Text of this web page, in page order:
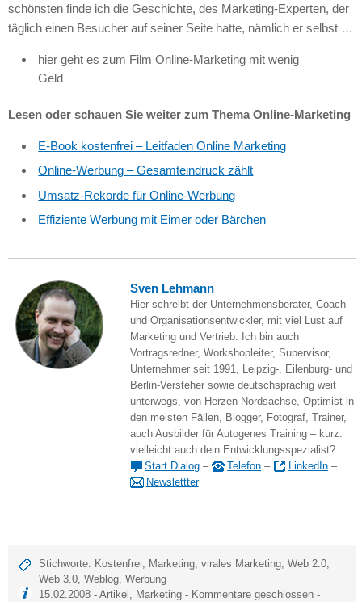
schönsten finde ich die Geschichte, des Marketing-Experten, der
täglich einen Besucher auf seiner Seite hatte, nämlich er selbst …
hier geht es zum Film Online-Marketing mit wenig
Geld
Lesen oder schauen Sie weiter zum Thema Online-Marketing
E-Book kostenfrei – Leitfaden Online Marketing
Online-Werbung – Gesamteindruck zählt
Umsatz-Rekorde für Online-Werbung
Effiziente Werbung mit Eimer oder Bärchen
Sven Lehmann
Hier schreibt der Unternehmensberater, Coach
und Organisationsentwickler, mit viel Lust auf
Marketing und Vertrieb. Ich bin auch
Vortragsredner, Workshopleiter, Supervisor,
Unternehmer seit 1991, Leipzig-, Eilenburg- und
Berlin-Versteher sowie deutschsprachig weit
unterwegs, von Herzen Nordsachse, Optimist in
den meisten Fällen, Blogger, Fotograf, Trainer,
auch Ausbilder für Autogenes Training – kurz:
vielleicht auch dein Entwicklungsspezialist?
Start Dialog – Telefon – LinkedIn –
Newslettter
Stichworte: Kostenfrei, Marketing,virales Marketing,Web 2.0,
Web 3.0,Weblog,Werbung
15.02.2008 -Artikel , Marketing - Kommentare geschlossen -